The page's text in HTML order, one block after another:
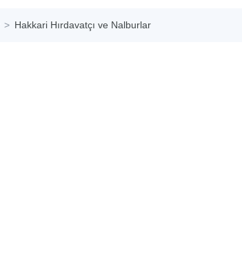
Hakkari Hırdavatçı ve Nalburlar